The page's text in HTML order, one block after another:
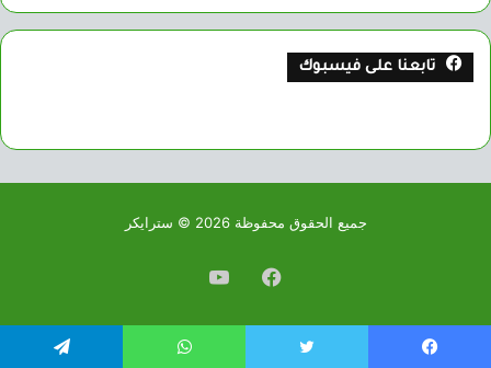
تابعنا على فيسبوك
جميع الحقوق محفوظة 2026 © سترايكر
فيسبوكيوتيوب